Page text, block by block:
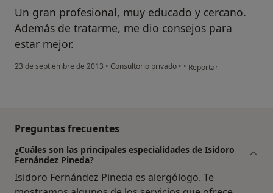
Un gran profesional, muy educado y cercano.
Además de tratarme, me dio consejos para
estar mejor.
23 de septiembre de 2013 • Consultorio privado • • en opinión del usuario
Reportar
Preguntas frecuentes
¿Cuáles son las principales especialidades de Isidoro
Fernández Pineda?
Isidoro Fernández Pineda es alergólogo. Te